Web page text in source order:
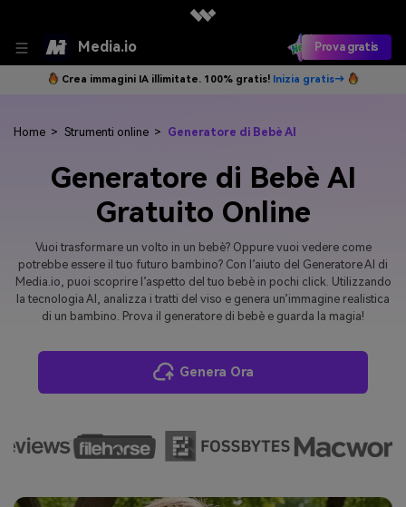
Media.io Prova gratis
Crea immagini IA illimitate. 100% gratis! Inizia gratis→
Home > Strumenti online > Generatore di Bebè AI
Generatore di Bebè AI
Gratuito Online
Vuoi trasformare un volto in un bebè? Oppure vuoi vedere come
potrebbe essere il tuo futuro bambino? Con l’aiuto del Generatore AI di
Media.io, puoi scoprire l’aspetto del tuo bebè in pochi click. Utilizzando
la tecnologia AI, analizza i tratti del viso e genera un’immagine realistica
di un bambino. Prova il generatore di bebè e guarda la magia!
Genera Ora